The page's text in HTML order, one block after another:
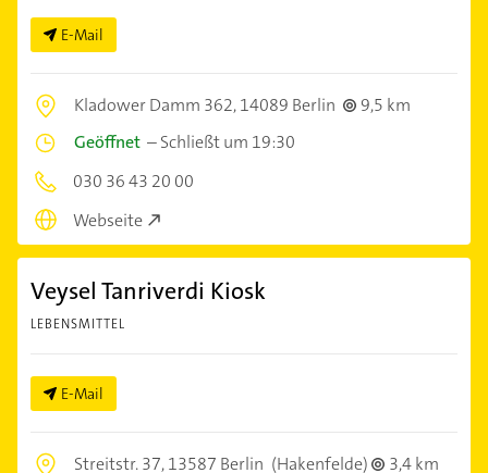
E-Mail
Kladower Damm 362,14089 Berlin
9,5 km
Geöffnet –Schließt um 19:30
030 36 43 20 00
Webseite
Veysel Tanriverdi Kiosk
LEBENSMITTEL
E-Mail
Streitstr. 37,13587 Berlin (Hakenfelde) 3,4 km